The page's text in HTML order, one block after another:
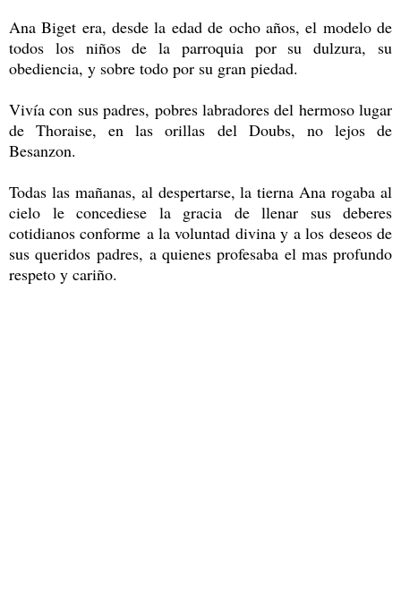
Ana Biget era, desde la edad de ocho años, el modelo de
todos los niños de la parroquia por su dulzura, su
obediencia, y sobre todo por su gran piedad.
Vivía con sus padres, pobres labradores del hermoso lugar
de Thoraise, en las orillas del Doubs, no lejos de
Besanzon.
Todas las mañanas, al despertarse, la tierna Ana rogaba al
cielo le concediese la gracia de llenar sus deberes
cotidianos conforme a la voluntad divina y a los deseos de
sus queridos padres, a quienes profesaba el mas profundo
respeto y cariño.